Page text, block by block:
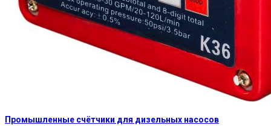
Промышленные счётчики для дизельных насосов